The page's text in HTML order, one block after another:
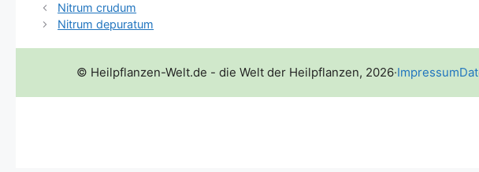
Nitrum crudum
Nitrum depuratum
© Heilpflanzen-Welt.de - die Welt der Heilpflanzen, 2026·Impressum